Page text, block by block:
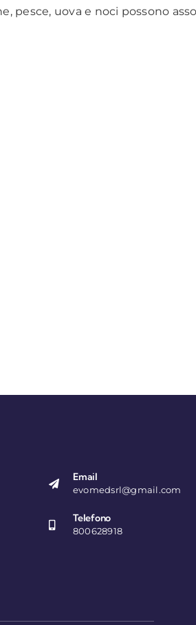
pesce, uova e noci possono
Email
evomedsrl@gmail.com
Telefono
800628918